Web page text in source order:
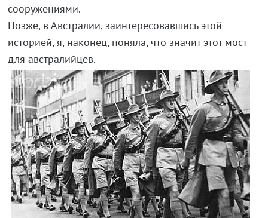
сооружениями.
Позже, в Австралии, заинтересовавшись этой
историей, я, наконец, поняла, что значит этот мост
для австралийцев.